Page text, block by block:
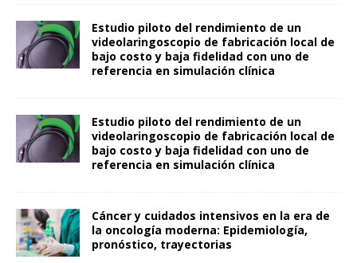
Estudio piloto del rendimiento de un
videolaringoscopio de fabricación local de
bajo costo y baja fidelidad con uno de
referencia en simulación clínica
Estudio piloto del rendimiento de un
videolaringoscopio de fabricación local de
bajo costo y baja fidelidad con uno de
referencia en simulación clínica
Cáncer y cuidados intensivos en la era de
la oncología moderna: Epidemiología,
pronóstico, trayectorias